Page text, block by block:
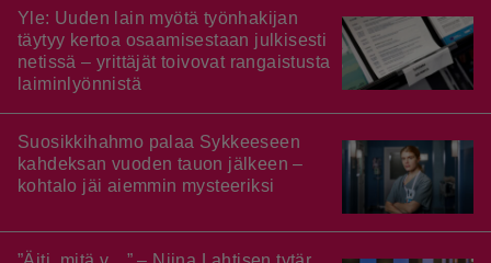
Yle: Uuden lain myötä työnhakijan
täytyy kertoa osaamisestaan julkisesti
netissä – yrittäjät toivovat rangaistusta
laiminlyönnistä
Suosikkihahmo palaa Sykkeeseen
kahdeksan vuoden tauon jälkeen –
kohtalo jäi aiemmin mysteeriksi